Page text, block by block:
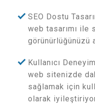
SEO Dostu
web tasarımı ile
görünürlüğünüzü
Kullanıcı
web sitenizde
sağlamak için
olarak